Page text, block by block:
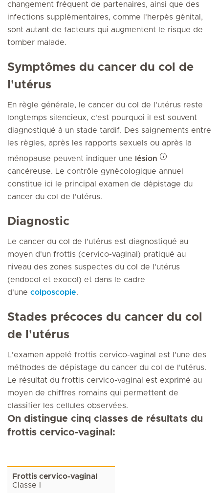
changement fréquent de partenaires, ainsi que des
infections supplémentaires, comme l'herpès génital,
sont autant de facteurs qui augmentent le risque de
tomber malade.
Symptômes du cancer du col de
l'utérus
En règle générale, le cancer du col de l'utérus reste
longtemps silencieux, c'est pourquoi il est souvent
diagnostiqué à un stade tardif. Des saignements entre
les règles, après les rapports sexuels ou après la
ménopause peuvent indiquer une
lésion
cancéreuse. Le contrôle gynécologique annuel
constitue ici le principal examen de dépistage du
cancer du col de l'utérus.
Diagnostic
Le cancer du col de l'utérus est diagnostiqué au
moyen d'un frottis (cervico-vaginal) pratiqué au
niveau des zones suspectes du col de l'utérus
(endocol et exocol) et dans le cadre
d'une colposcopie.
Stades précoces du cancer du col
de l'utérus
L'examen appelé frottis cervico-vaginal est l'une des
méthodes de dépistage du cancer du col de l'utérus.
Le résultat du frottis cervico-vaginal est exprimé au
moyen de chiffres romains qui permettent de
classifier les cellules observées.
On distingue cinq classes de résultats du
frottis cervico-vaginal:
Frottis cervico-vaginal
Classe I